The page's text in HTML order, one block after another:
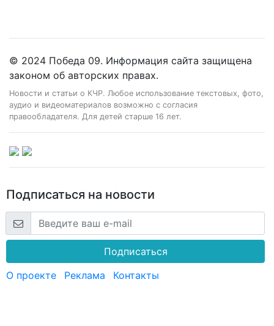
© 2024 Победа 09. Информация сайта защищена
законом об авторских правах.
Новости и статьи о КЧР. Любое использование текстовых, фото,
аудио и видеоматериалов возможно с согласия
правообладателя. Для детей старше 16 лет.
Подписаться на новости
Подписаться
О проекте
Реклама Контакты